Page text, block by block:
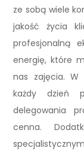
ze sobą wiele
jakość życia
profesjonalną
energię, które
nas zajęcia. W
każdy dzień
delegowania
cenna.